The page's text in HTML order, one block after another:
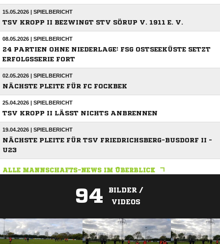
15.05.2026 | SPIELBERICHT
TSV KROPP II BEZWINGT STV SÖRUP V. 1911 E. V.
08.05.2026 | SPIELBERICHT
24 PARTIEN OHNE NIEDERLAGE: FSG OSTSEEKÜSTE SETZT
ERFOLGSSERIE FORT
02.05.2026 | SPIELBERICHT
NÄCHSTE PLEITE FÜR FC FOCKBEK
25.04.2026 | SPIELBERICHT
TSV KROPP II LÄSST NICHTS ANBRENNEN
19.04.2026 | SPIELBERICHT
NÄCHSTE PLEITE FÜR TSV FRIEDRICHSBERG-BUSDORF II -
U23
ALLE MANNSCHAFTS-NEWS IM ÜBERBLICK
94
BILDER /
VIDEOS